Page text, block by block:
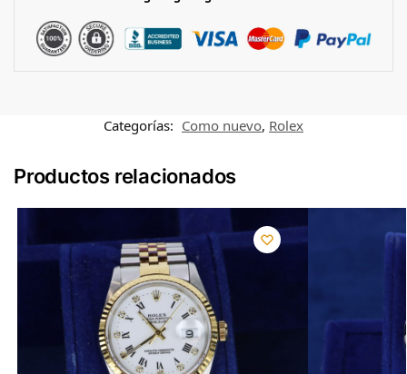
Categorías: Como nuevo, Rolex
Productos relacionados